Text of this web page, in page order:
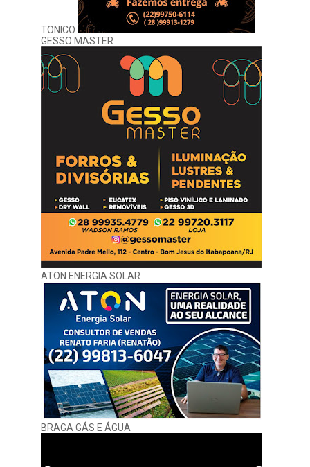
TONICO
GESSO MASTER
ATON ENERGIA SOLAR
BRAGA GÁS E ÁGUA